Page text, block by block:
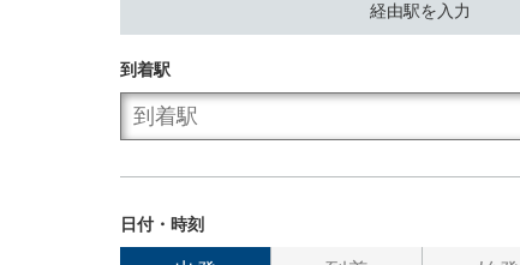
経由駅を入力
到着駅
日付・時刻